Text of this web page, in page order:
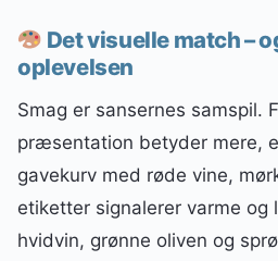
Det visuelle match –
oplevelsen
Smag er sansernes samspil.
præsentation betyder mere,
gavekurv med røde vine,
etiketter signalerer varme og
hvidvin, grønne oliven og